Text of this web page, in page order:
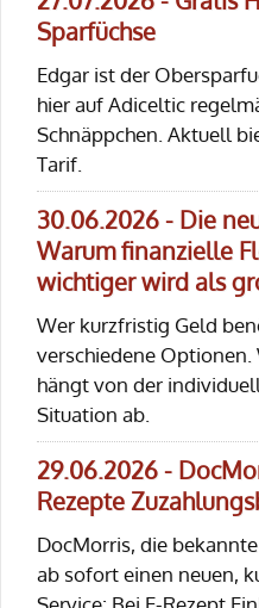
Sparfüchse
Edgar ist der
hier auf Adiceltic
Schnäppchen. Aktuell
Tarif.
30.06.2026 - Die
Warum finanzielle
wichtiger wird als
Wer kurzfristig Geld
verschiedene
hängt von der
Situation ab.
29.06.2026 -
Rezepte
DocMorris, die
ab sofort einen neuen,